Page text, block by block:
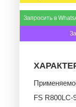
Запросить в
FS R800LC-